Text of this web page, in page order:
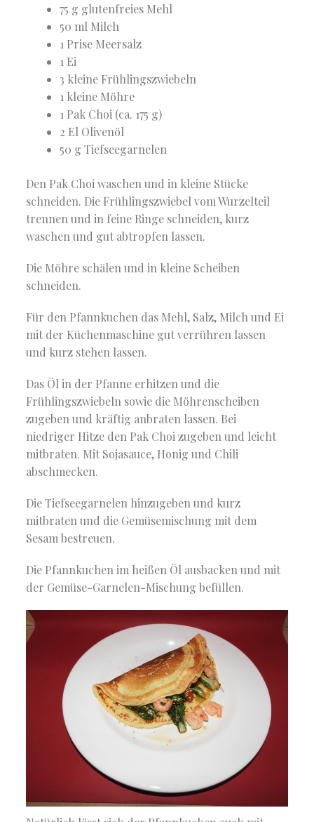
75 g glutenfreies Mehl
50 ml Milch
1 Prise Meersalz
1 Ei
3 kleine Frühlingszwiebeln
1 kleine Möhre
1 Pak Choi (ca. 175 g)
2 El Olivenöl
50 g Tiefseegarnelen
Den Pak Choi waschen und in kleine Stücke
schneiden. Die Frühlingszwiebel vom Wurzelteil
trennen und in feine Ringe schneiden, kurz
waschen und gut abtropfen lassen.
Die Möhre schälen und in kleine Scheiben
schneiden.
Für den Pfannkuchen das Mehl, Salz, Milch und Ei
mit der Küchenmaschine gut verrühren lassen
und kurz stehen lassen.
Das Öl in der Pfanne erhitzen und die
Frühlingszwiebeln sowie die Möhrenscheiben
zugeben und kräftig anbraten lassen. Bei
niedriger Hitze den Pak Choi zugeben und leicht
mitbraten. Mit Sojasauce, Honig und Chili
abschmecken.
Die Tiefseegarnelen hinzugeben und kurz
mitbraten und die Gemüsemischung mit dem
Sesam bestreuen.
Die Pfannkuchen im heißen Öl ausbacken und mit
der Gemüse-Garnelen-Mischung befüllen.